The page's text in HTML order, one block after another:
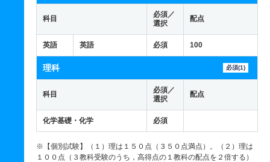
科目
必須／
選択
配点
英語 英語 必須 100
理科 必須(1)
科目
必須／
選択
配点
化学基礎・化学 必須
※【個別試験】（１）理は１５０点（３５０点満点）。（２）理は
１００点（３教科受験のうち，高得点の１教科の配点を２倍する）